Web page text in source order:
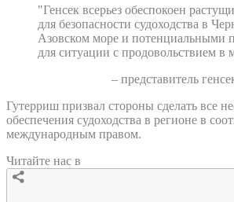
"Генсек всерьез обеспокоен
для безопасности судоходства в
Азовском море и потенциальными
для ситуации с продовольствием в
– представитель
Гутерриш призвал стороны сделать все
обеспечения судоходства в регионе в
международным правом.
Читайте нас в